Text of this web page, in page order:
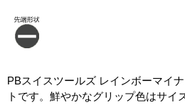
PBスイスツールズ レインボーマイ
トです。鮮やかなグリップ色はサイ